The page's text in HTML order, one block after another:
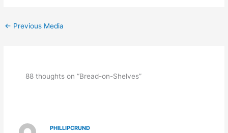
c
e
o
itt
er
← Previous Media
88 thoughts on “Bread-on-Shelves”
PHILLIPCRUND